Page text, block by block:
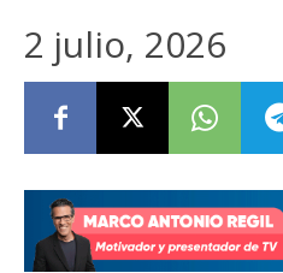
2 julio, 2026